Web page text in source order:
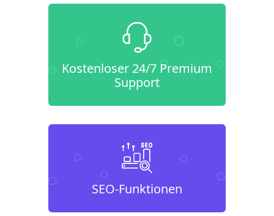
Kostenloser 24/7 Premium
Support
SEO-Funktionen